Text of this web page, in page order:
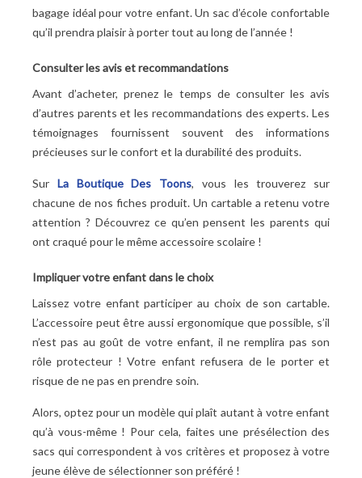
bagage idéal pour votre enfant. Un sac d’école confortable
qu’il prendra plaisir à porter tout au long de l’année !
Consulter les avis et recommandations
Avant d’acheter, prenez le temps de consulter les avis
d’autres parents et les recommandations des experts. Les
témoignages fournissent souvent des informations
précieuses sur le confort et la durabilité des produits.
Sur La Boutique Des Toons, vous les trouverez sur
chacune de nos fiches produit. Un cartable a retenu votre
attention ? Découvrez ce qu’en pensent les parents qui
ont craqué pour le même accessoire scolaire !
Impliquer votre enfant dans le choix
Laissez votre enfant participer au choix de son cartable.
L’accessoire peut être aussi ergonomique que possible, s’il
n’est pas au goût de votre enfant, il ne remplira pas son
rôle protecteur ! Votre enfant refusera de le porter et
risque de ne pas en prendre soin.
Alors, optez pour un modèle qui plaît autant à votre enfant
qu’à vous-même ! Pour cela, faites une présélection des
sacs qui correspondent à vos critères et proposez à votre
jeune élève de sélectionner son préféré !